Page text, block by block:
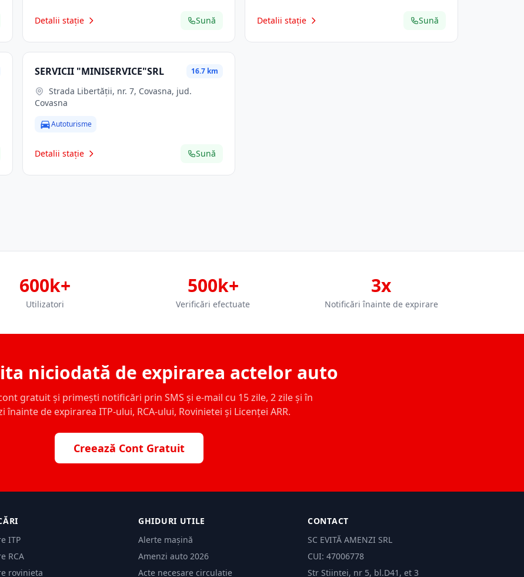
Detalii stație Sună Detalii stație Sună
SERVICII "MINISERVICE"SRL 16.7 km
Covasna
Autoturisme
Detalii stație Sună
600k+
Utilizatori
500k+
Verificări efectuate
3x
Notificări înainte de expirare
niciodată de expirarea actelor auto
gratuit și primești notificări prin SMS și e-mail cu 15 zile, 2 zile și în
înainte de expirarea ITP-ului, RCA-ului, Rovinietei și Licenței ARR.
Creează Cont Gratuit
ITP
RCA
rovinieta
GHIDURI UTILE
Alerte mașină
Amenzi auto 2026
Acte necesare circulație
CONTACT
SC EVITĂ AMENZI SRL
CUI: 47006778
Str Științei, nr 5, bl.D41, et 3